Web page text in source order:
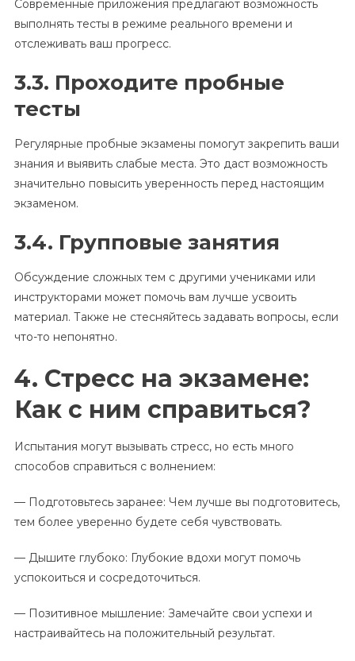
Современные приложения предлагают возможность
выполнять тесты в режиме реального времени и
отслеживать ваш прогресс.
3.3. Проходите пробные
тесты
Регулярные пробные экзамены помогут закрепить ваши
знания и выявить слабые места. Это даст возможность
значительно повысить уверенность перед настоящим
экзаменом.
3.4. Групповые занятия
Обсуждение сложных тем с другими учениками или
инструкторами может помочь вам лучше усвоить
материал. Также не стесняйтесь задавать вопросы, если
что-то непонятно.
4. Стресс на экзамене:
Как с ним справиться?
Испытания могут вызывать стресс, но есть много
способов справиться с волнением:
— Подготовьтесь заранее: Чем лучше вы подготовитесь,
тем более уверенно будете себя чувствовать.
— Дышите глубоко: Глубокие вдохи могут помочь
успокоиться и сосредоточиться.
— Позитивное мышление: Замечайте свои успехи и
настраивайтесь на положительный результат.